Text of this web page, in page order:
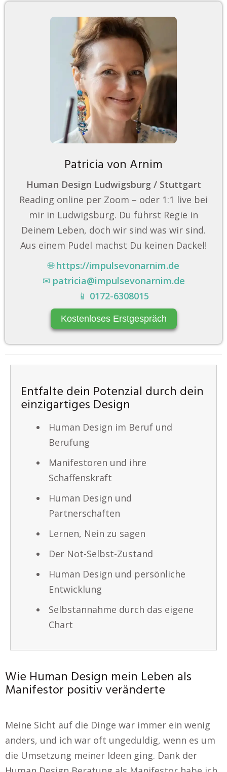
Patricia von Arnim
Human Design Ludwigsburg / Stuttgart
Reading online per Zoom – oder 1:1 live bei
mir in Ludwigsburg. Du führst Regie in
Deinem Leben, doch wir sind was wir sind.
Aus einem Pudel machst Du keinen Dackel!
🌐https://impulsevonarnim.de
✉ patricia@impulsevonarnim.de
📱 0172-6308015
Kostenloses Erstgespräch
Entfalte dein Potenzial durch dein
einzigartiges Design
Human Design im Beruf und
Berufung
Manifestoren und ihre
Schaffenskraft
Human Design und
Partnerschaften
Lernen, Nein zu sagen
Der Not-Selbst-Zustand
Human Design und persönliche
Entwicklung
Selbstannahme durch das eigene
Chart
Wie Human Design mein Leben als
Manifestor positiv veränderte
Meine Sicht auf die Dinge war immer ein wenig
anders, und ich war oft ungeduldig, wenn es um
die Umsetzung meiner Ideen ging. Dank der